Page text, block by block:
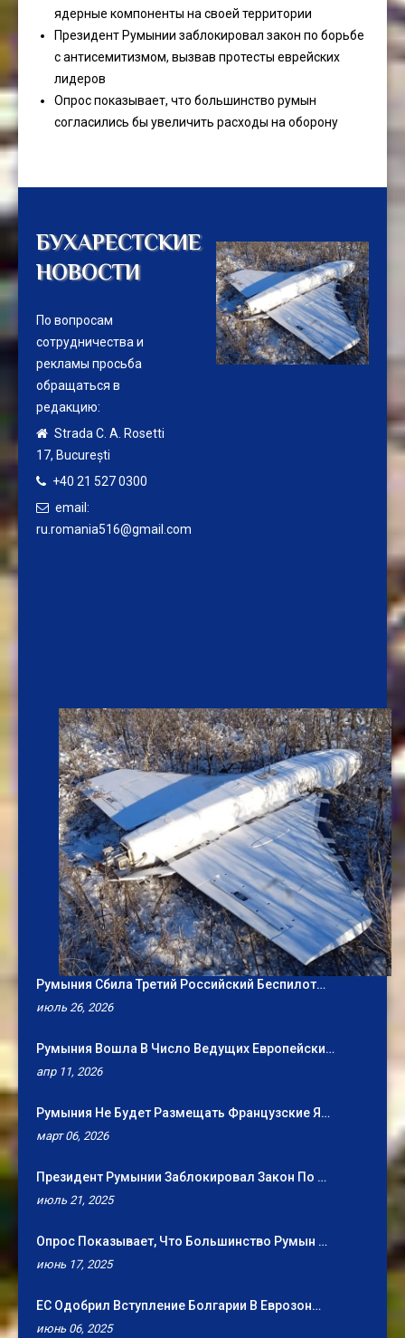
ядерные компоненты на своей территории
Президент Румынии заблокировал закон по борьбе
с антисемитизмом, вызвав протесты еврейских
лидеров
Опрос показывает, что большинство румын
согласились бы увеличить расходы на оборону
БУХАРЕСТСКИЕ
НОВОСТИ
По вопросам
сотрудничества и
рекламы просьба
обращаться в
редакцию:
Strada C. A. Rosetti
17, București
+40 21 527 0300
email:
ru.romania516@gmail.com
Румыния Сбила Третий Российский Беспилот…
июль 26, 2026
Румыния Вошла В Число Ведущих Европейски…
апр 11, 2026
Румыния Не Будет Размещать Французские Я…
март 06, 2026
Президент Румынии Заблокировал Закон По …
июль 21, 2025
Опрос Показывает, Что Большинство Румын …
июнь 17, 2025
ЕС Одобрил Вступление Болгарии В Еврозон…
июнь 06, 2025